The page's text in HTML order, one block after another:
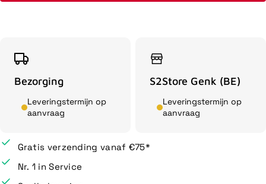
Bezorging
Leveringstermijn op
aanvraag
S2Store Genk (BE)
Leveringstermijn op
aanvraag
Gratis verzending vanaf €75*
Nr. 1 in Service